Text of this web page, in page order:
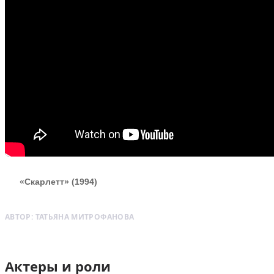
«Скарлетт» (1994)
АВТОР: ТАТЬЯНА МИТРОФАНОВА
Актеры и роли